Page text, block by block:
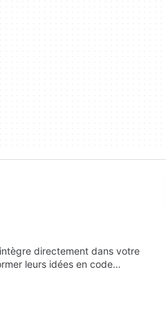
directement dans votre
leurs idées en code…